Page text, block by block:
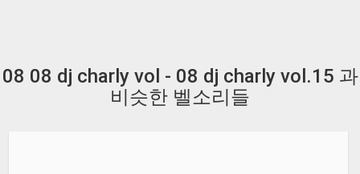
08 08 dj charly vol - 08 dj charly vol.15 과
비슷한 벨소리들